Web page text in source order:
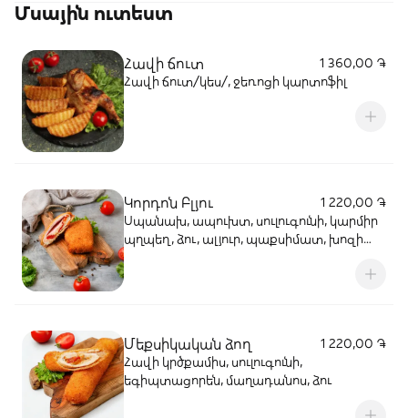
Մսային ուտեստ
Հավի ճուտ
1 360,00 ֏
Հավի ճուտ/կես/, ջեռոցի կարտոֆիլ
Կորդոն Բլյու
1 220,00 ֏
Սպանախ, ապուխտ, սուլուգունի, կարմիր
պղպեղ, ձու, ալյուր, պաքսիմատ, խոզի
Մեքսիկական ձող
1 220,00 ֏
Հավի կրծքամիս, սուլուգունի,
եգիպտացորեն, մաղադանոս, ձու